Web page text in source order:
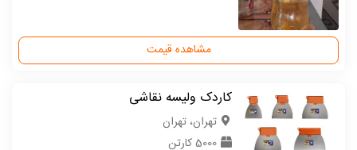
مشاهده قیمت
کاردک ولیسه نقاشی
تهران، تهران
5000 کارتن